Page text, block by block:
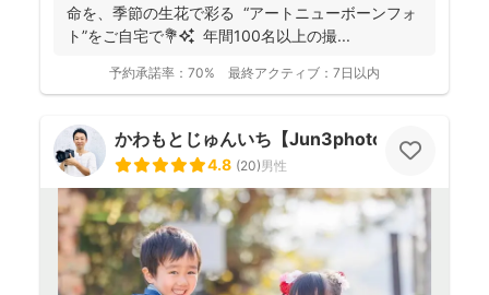
命を、季節の生花で彩る “アートニューボーンフォ
ト”をご自宅で💐✨ 年間100名以上の撮...
予約承諾率： 70% 最終アクティブ： 7日以内
かわもとじゅんいち【Jun3photo】
4.8 (20)男性